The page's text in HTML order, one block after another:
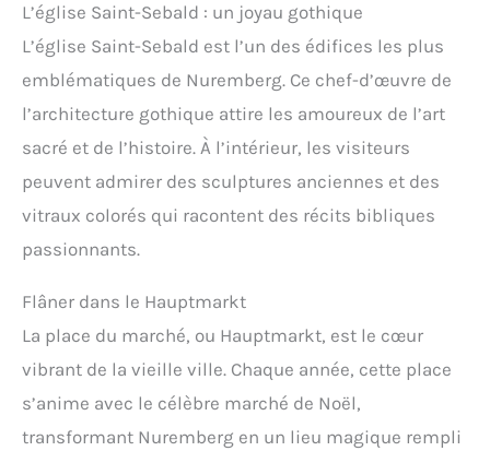
L’église Saint-Sebald : un joyau gothique
L’église Saint-Sebald est l’un des édifices les plus
emblématiques de Nuremberg. Ce chef-d’œuvre de
l’architecture gothique attire les amoureux de l’art
sacré et de l’histoire. À l’intérieur, les visiteurs
peuvent admirer des sculptures anciennes et des
vitraux colorés qui racontent des récits bibliques
passionnants.
Flâner dans le Hauptmarkt
La place du marché, ou Hauptmarkt, est le cœur
vibrant de la vieille ville. Chaque année, cette place
s’anime avec le célèbre marché de Noël,
transformant Nuremberg en un lieu magique rempli